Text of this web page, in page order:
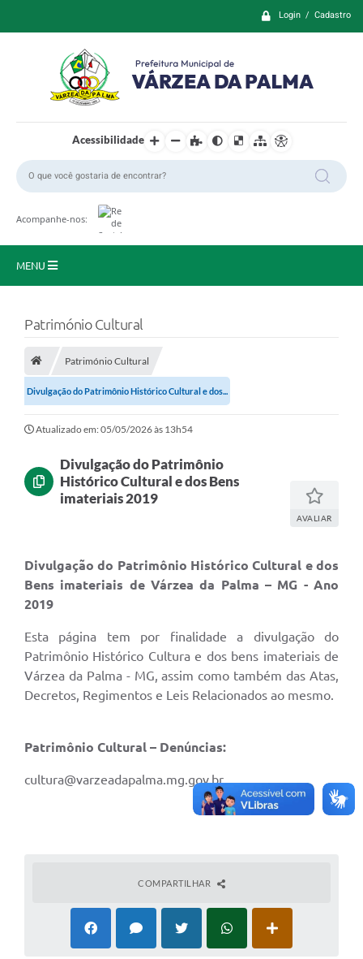
Login / Cadastro
Acessibilidade
Acompanhe-nos:
MENU
Prefeitura
Empresas
Cidadão
Publicações
Transparência
Ouvidoria
COVID-19
Lei Aldir Blanc
Contato
A Prefeitura
A Nossa Cidade
Arquivos para Download
Carta de Serviços
Património Cultural
Património Cultural
Divulgação do Patrimônio Histórico Cultural e dos...
Atualizado em: 05/05/2026 às 13h54
Divulgação do Patrimônio
Histórico Cultural e dos Bens
imateriais 2019
AVALIAR
Divulgação do Patrimônio Histórico Cultural e dos
Bens imateriais de Várzea da Palma – MG - Ano
2019
Esta página tem por finalidade a divulgação do
Patrimônio Histórico Cultura e dos bens imateriais de
Várzea da Palma - MG, assim como também das Atas,
Decretos, Regimentos e Leis Relacionados ao mesmo.
Patrimônio Cultural – Denúncias:
cultura@varzeadapalma.mg.gov.br
COMPARTILHAR